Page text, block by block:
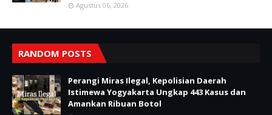
Agustus 06, 2026
RANDOM POSTS
Perangi Miras Ilegal, Kepolisian Daerah
Istimewa Yogyakarta Ungkap 443 Kasus dan
Amankan Ribuan Botol